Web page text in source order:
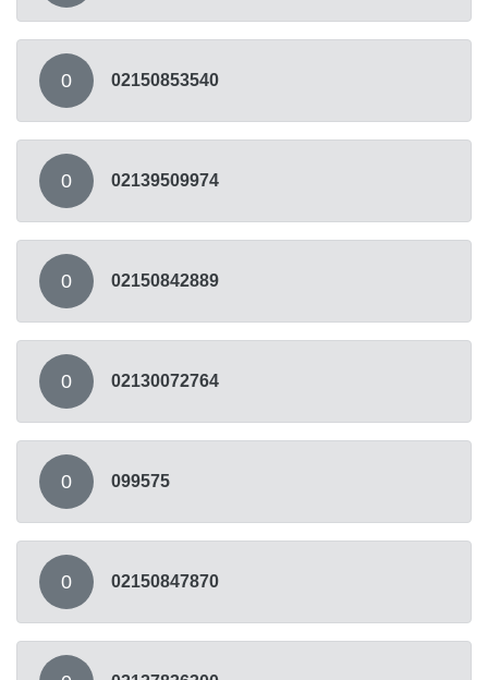
0 02150853540
0 02139509974
0 02150842889
0 02130072764
0 099575
0 02150847870